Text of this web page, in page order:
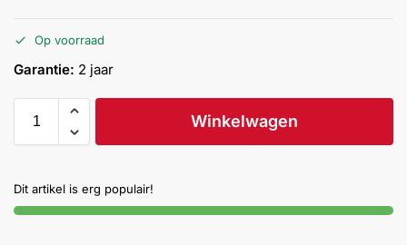
Help &
service
Op voorraad
Garantie: 2 jaar
Winkelwagen
Dit artikel is erg populair!